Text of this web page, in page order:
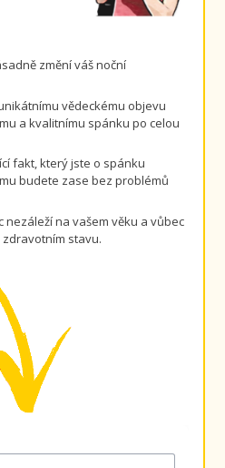
změní váš noční
vědeckému objevu
a kvalitnímu spánku po celou
fakt, který jste o spánku
budete zase bez problémů
nezáleží na vašem věku a vůbec
stavu.